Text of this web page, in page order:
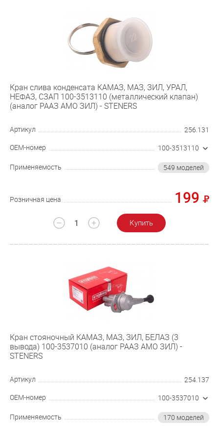
Кран слива конденсата КАМАЗ, МАЗ, ЗИЛ, УРАЛ,
НЕФАЗ, СЗАП 100-3513110 (металлический клапан)
(аналог РААЗ АМО ЗИЛ) - STENERS
Артикул 256.131
OEM-номер 100-3513110
Применяемость 549 моделей
Розничная цена 199
Купить
Кран стояночный КАМАЗ, МАЗ, ЗИЛ, БЕЛАЗ (3
вывода) 100-3537010 (аналог РААЗ АМО ЗИЛ) -
STENERS
Артикул 254.137
OEM-номер 100-3537010
Применяемость 170 моделей